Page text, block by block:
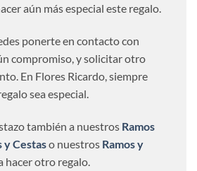
aún más especial este regalo.
ponerte en contacto con
compromiso, y solicitar otro
En Flores Ricardo, siempre
sea especial.
también a nuestros Ramos
y Cestaso nuestros Ramos y
hacer otro regalo.